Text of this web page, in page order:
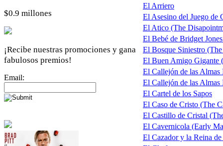
$0.9 millones
¡Recibe nuestras promociones y gana
fabulosos premios!
Email:
El Arriero
El Asesino del Juego de
El Atico (The
El Bebé de Bridget
El Bosque Siniestro
El Buen Amigo Gigante
El Callejón de las
El Callejón de las
El Cartel de los Sapos
El Caso de Cristo (The
El Castillo de Cristal
El Cavernicola (Early
El Cazador y la Reina